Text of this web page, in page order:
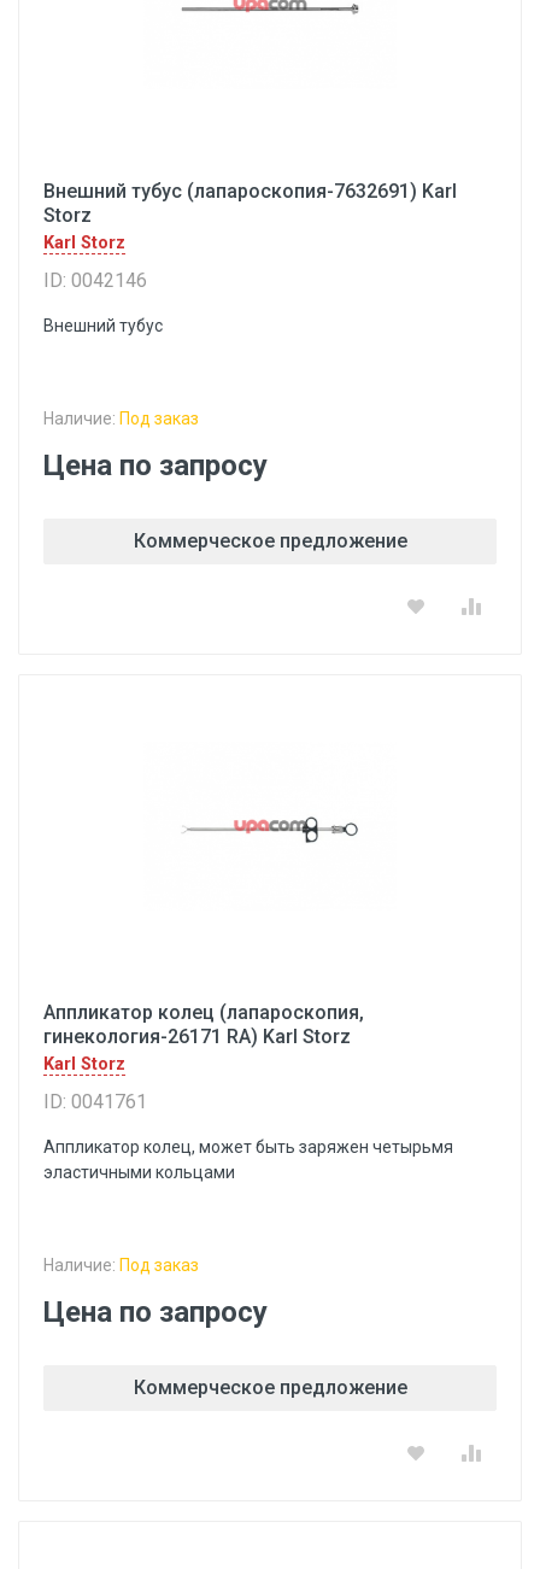
Внешний тубус (лапароскопия-7632691) Karl
Storz
Karl Storz
ID: 0042146
Внешний тубус
Наличие: Под заказ
Цена по запросу
Коммерческое предложение
Аппликатор колец (лапароскопия,
гинекология-26171 RA) Karl Storz
Karl Storz
ID: 0041761
Аппликатор колец, может быть заряжен четырьмя
эластичными кольцами
Наличие: Под заказ
Цена по запросу
Коммерческое предложение